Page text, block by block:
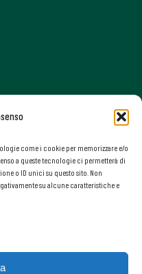
come i cookie per memorizzare e/o
a queste tecnologie ci permetterà di
o ID unici su questo sito. Non
su alcune caratteristiche e